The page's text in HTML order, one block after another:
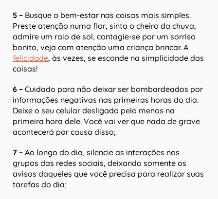
5 – Busque o bem-estar nas coisas mais simples.
Preste atenção numa flor, sinta o cheiro da chuva,
admire um raio de sol, contagie-se por um sorriso
bonito, veja com atenção uma criança brincar. A
felicidade, às vezes, se esconde na simplicidade das
coisas!
6 – Cuidado para não deixar ser bombardeados por
informações negativas nas primeiras horas do dia.
Deixe o seu celular desligado pelo menos na
primeira hora dele. Você vai ver que nada de grave
acontecerá por causa disso;
7 – Ao longo do dia, silencie as interações nos
grupos das redes sociais, deixando somente os
avisos daqueles que você precisa para realizar suas
tarefas do dia;